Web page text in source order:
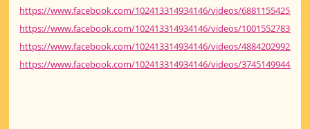
https://www.facebook.com/102413314934146/videos/
https://www.facebook.com/102413314934146/videos/
https://www.facebook.com/102413314934146/videos/
https://www.facebook.com/102413314934146/videos/